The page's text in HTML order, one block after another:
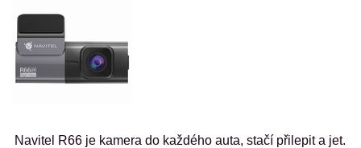
Navitel R66 je kamera do každého auta, stačí přilepit a jet.